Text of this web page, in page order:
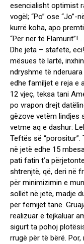
esencialisht optimist
vogël; “Po” ose “Jo”-
kurrë koha, apo
“Për ner të Flamurit”!…
Dhe jeta – stafetë,
mësues të lartë,
ndryshme të
edhe familjet e reja e
12 vjeç, teksa tani
po vrapon drejt
gëzove vetëm lindjes
vetme aq e dashur:
Teftës së “porositur”.
në jetë edhe 15
pati fatin t’a
shtrenjtë, që, deri në
për minimizimin e
sollët në jetë, madje
për fëmijët tanë.
realizuar e tejkaluar
sigurt ta pohoj
rrugë për të bërë.